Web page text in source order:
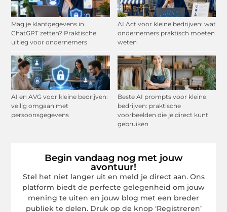
Mag je klantgegevens in
ChatGPT zetten? Praktische
uitleg voor ondernemers
AI Act voor kleine bedrijven: wat
ondernemers praktisch moeten
weten
AI en AVG voor kleine bedrijven:
veilig omgaan met
persoonsgegevens
Beste AI prompts voor kleine
bedrijven: praktische
voorbeelden die je direct kunt
gebruiken
Begin vandaag nog met jouw
avontuur!
Stel het niet langer uit en meld je direct aan. Ons
platform biedt de perfecte gelegenheid om jouw
mening te uiten en jouw blog met een breder
publiek te delen. Druk op de knop ‘Registreren’